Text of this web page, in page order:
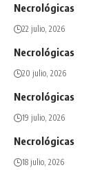
Necrológicas
22 julio, 2026
Necrológicas
20 julio, 2026
Necrológicas
19 julio, 2026
Necrológicas
18 julio, 2026